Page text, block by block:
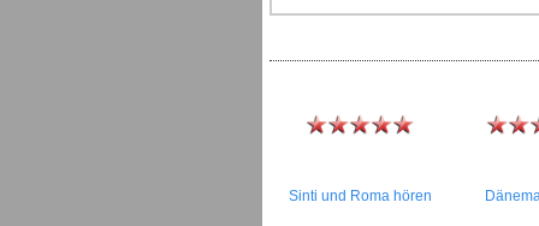
Sinti und Roma hören